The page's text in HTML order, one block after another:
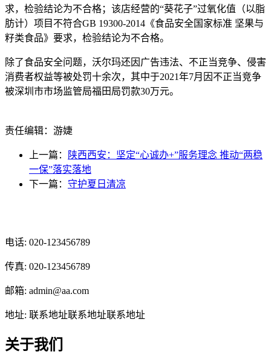
求，检验结论为不合格；该店经营的“葵花子”过氧化值（以脂
肪计）项目不符合GB 19300-2014《食品安全国家标准 坚果与
籽类食品》要求，检验结论为不合格。
除了食品安全问题，沃尔玛还因广告违法、不正当竞争、侵害
消费者权益等被处罚十余次，其中于2021年7月因不正当竞争
被深圳市市场监管局福田局罚款30万元。
责任编辑：游婕
上一篇：
陕西西安：坚定“心诚办+”服务理念 推动“两稳
一保”落实落地
下一篇： 守护夏日清凉
电话: 020-123456789
传真: 020-123456789
邮箱: admin@aa.com
地址: 联系地址联系地址联系地址
关于我们